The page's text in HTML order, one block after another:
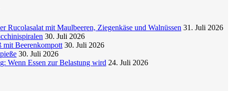
Rucolasalat mit Maulbeeren, Ziegenkäse und Walnüssen 31. Juli 2026
30. Juli 2026
mit Beerenkompott 30. Juli 2026
30. Juli 2026
Wenn Essen zur Belastung wird 24. Juli 2026